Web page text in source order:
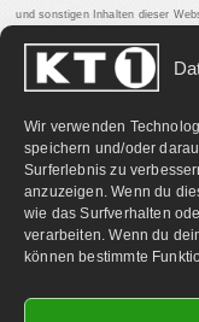
Wir verwenden
speichern und/oder
Surferlebnis zu
anzuzeigen. Wenn du
wie das Surfverhalten
verarbeiten. Wenn du
können bestimmte
und sonstigen Inhalten dieser
PARTNERLINKS: